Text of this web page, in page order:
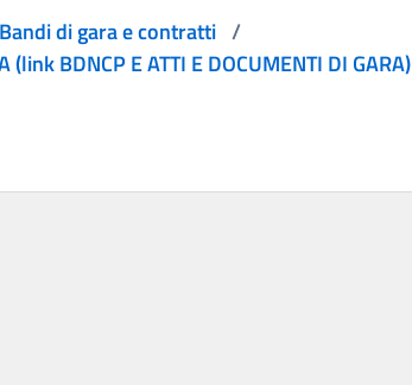
Bandi di gara e contratti /
(link BDNCP E ATTI E DOCUMENTI DI GARA)